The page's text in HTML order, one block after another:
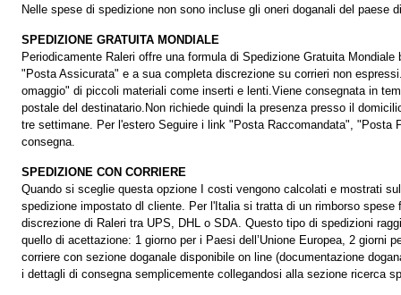
Nelle spese di spedizione non sono incluse gli oneri doganali del paese
SPEDIZIONE GRATUITA MONDIALE
Periodicamente Raleri offre una formula di Spedizione Gratuita
"Posta Assicurata" e a sua completa discrezione su corrieri non
omaggio" di piccoli materiali come inserti e lenti.Viene consegnata in
postale del destinatario.Non richiede quindi la presenza presso il
tre settimane. Per l'estero Seguire i link "Posta Raccomandata",
consegna.
SPEDIZIONE CON CORRIERE
Quando si sceglie questa opzione I costi vengono calcolati e mostrati
spedizione impostato dl cliente. Per l'Italia si tratta di un rimborso
discrezione di Raleri tra UPS, DHL o SDA. Questo tipo di spedizioni
quello di acettazione: 1 giorno per i Paesi dell’Unione Europea, 2 giorni
corriere con sezione doganale disponibile on line (documentazione
i dettagli di consegna semplicemente collegandosi alla sezione ricerca